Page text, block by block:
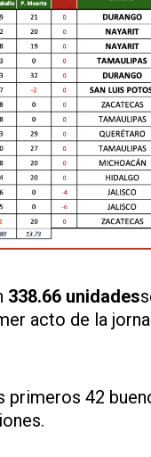
338.66 unidades
acto de la
primeros 42